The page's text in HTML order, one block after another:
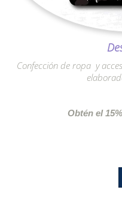
Confección de ropa y
Obtén el